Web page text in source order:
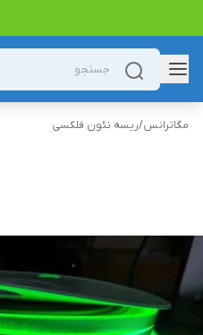
مگاترانس/ریسه نئون فلکسی